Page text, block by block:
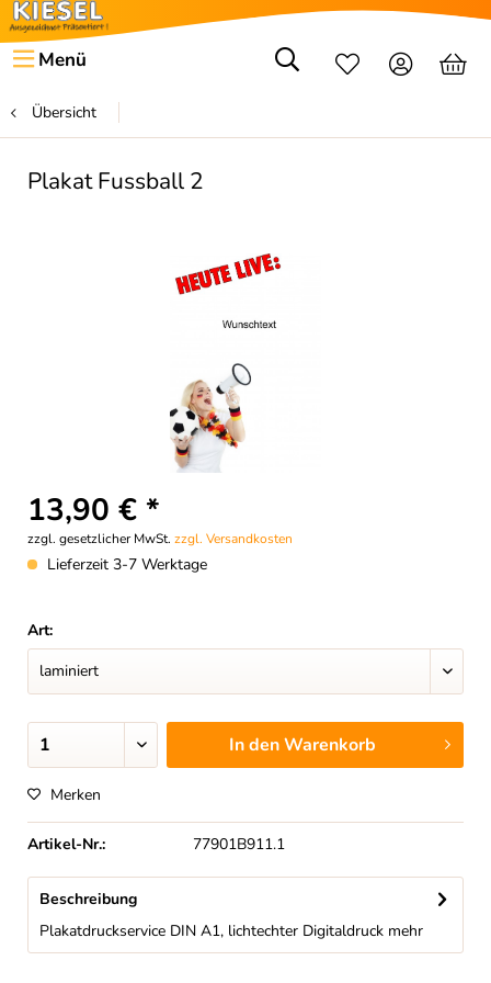
Menü
Übersicht
Plakat Fussball 2
13,90 € *
zzgl. gesetzlicher MwSt. zzgl. Versandkosten
Lieferzeit 3-7 Werktage
Art:
In denWarenkorb
Merken
Artikel-Nr.: 77901B911.1
Beschreibung
Plakatdruckservice DIN A1, lichtechter Digitaldruck mehr